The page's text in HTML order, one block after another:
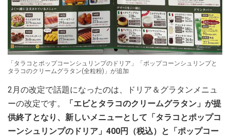
「タラコとポップコーンシュリンプのドリア」「ポップコーンシュリンプと
タラコのクリームグラタン(全粒粉)」が追加
2月の改定で話題になったのは、ドリア＆グラタンメニュ
ーの改定です。
「エビとタラコのクリームグラタン」が提
供終了となり、新しいメニューとして 「タラコとポップコ
ーンシュリンプのドリア」400円（税込）と「ポップコー